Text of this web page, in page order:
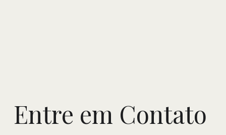
Entre em Contato